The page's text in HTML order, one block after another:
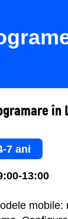
te
cu Termenii și
Politica de
acord să primiți
și detalii despre
prin e-mail, SMS